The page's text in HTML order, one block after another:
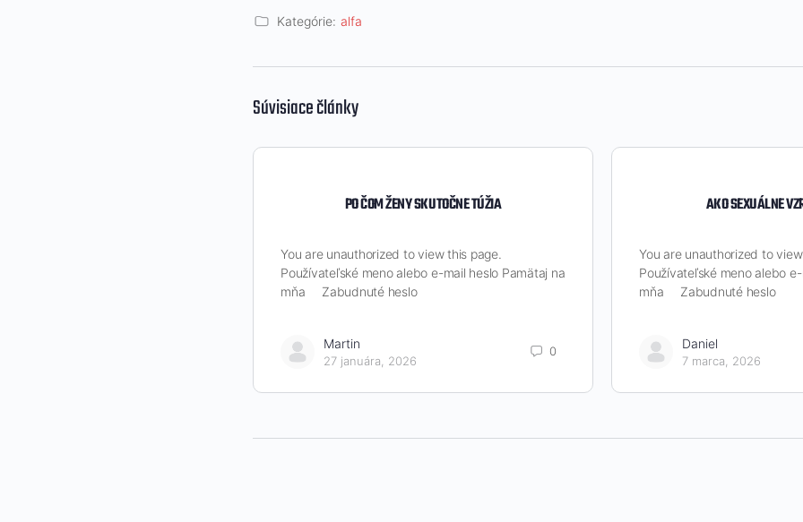
Kategórie: alfa
Súvisiace články
PO ČOM ŽENY SKUTOČNE TÚŽIA
You are unauthorized to view this page.
Používateľské meno alebo e-mail heslo Pamätaj na
mňa Zabudnuté heslo
Martin
27 januára, 2026
0
AKO SEXUÁLNE
You are unauthorized to
Používateľské meno alebo
mňa Zabudnuté heslo
Daniel
7 marca, 2026